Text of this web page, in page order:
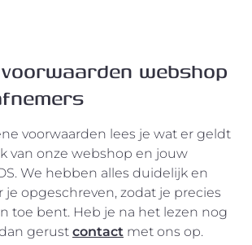
webshop
voorwaarden lees je wat er geldt
van onze webshop en jouw
We hebben alles duidelijk en
je opgeschreven, zodat je precies
toe bent. Heb je na het lezen nog
gerust contact met ons op.